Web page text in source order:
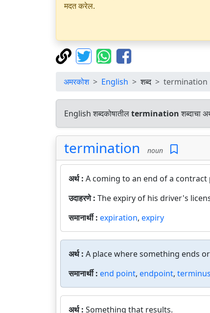
मदत करेल.
अमरकोश English शब्द termination
English शब्दकोषातीलterminationशब्दाचा
termination noun
अर्थ : A coming to an end of a contract
उदाहरणे : The expiry of his driver's
समानार्थी : expiration, expiry
अर्थ : A place where something ends
समानार्थी : end point, endpoint, terminus
अर्थ : Something that results.